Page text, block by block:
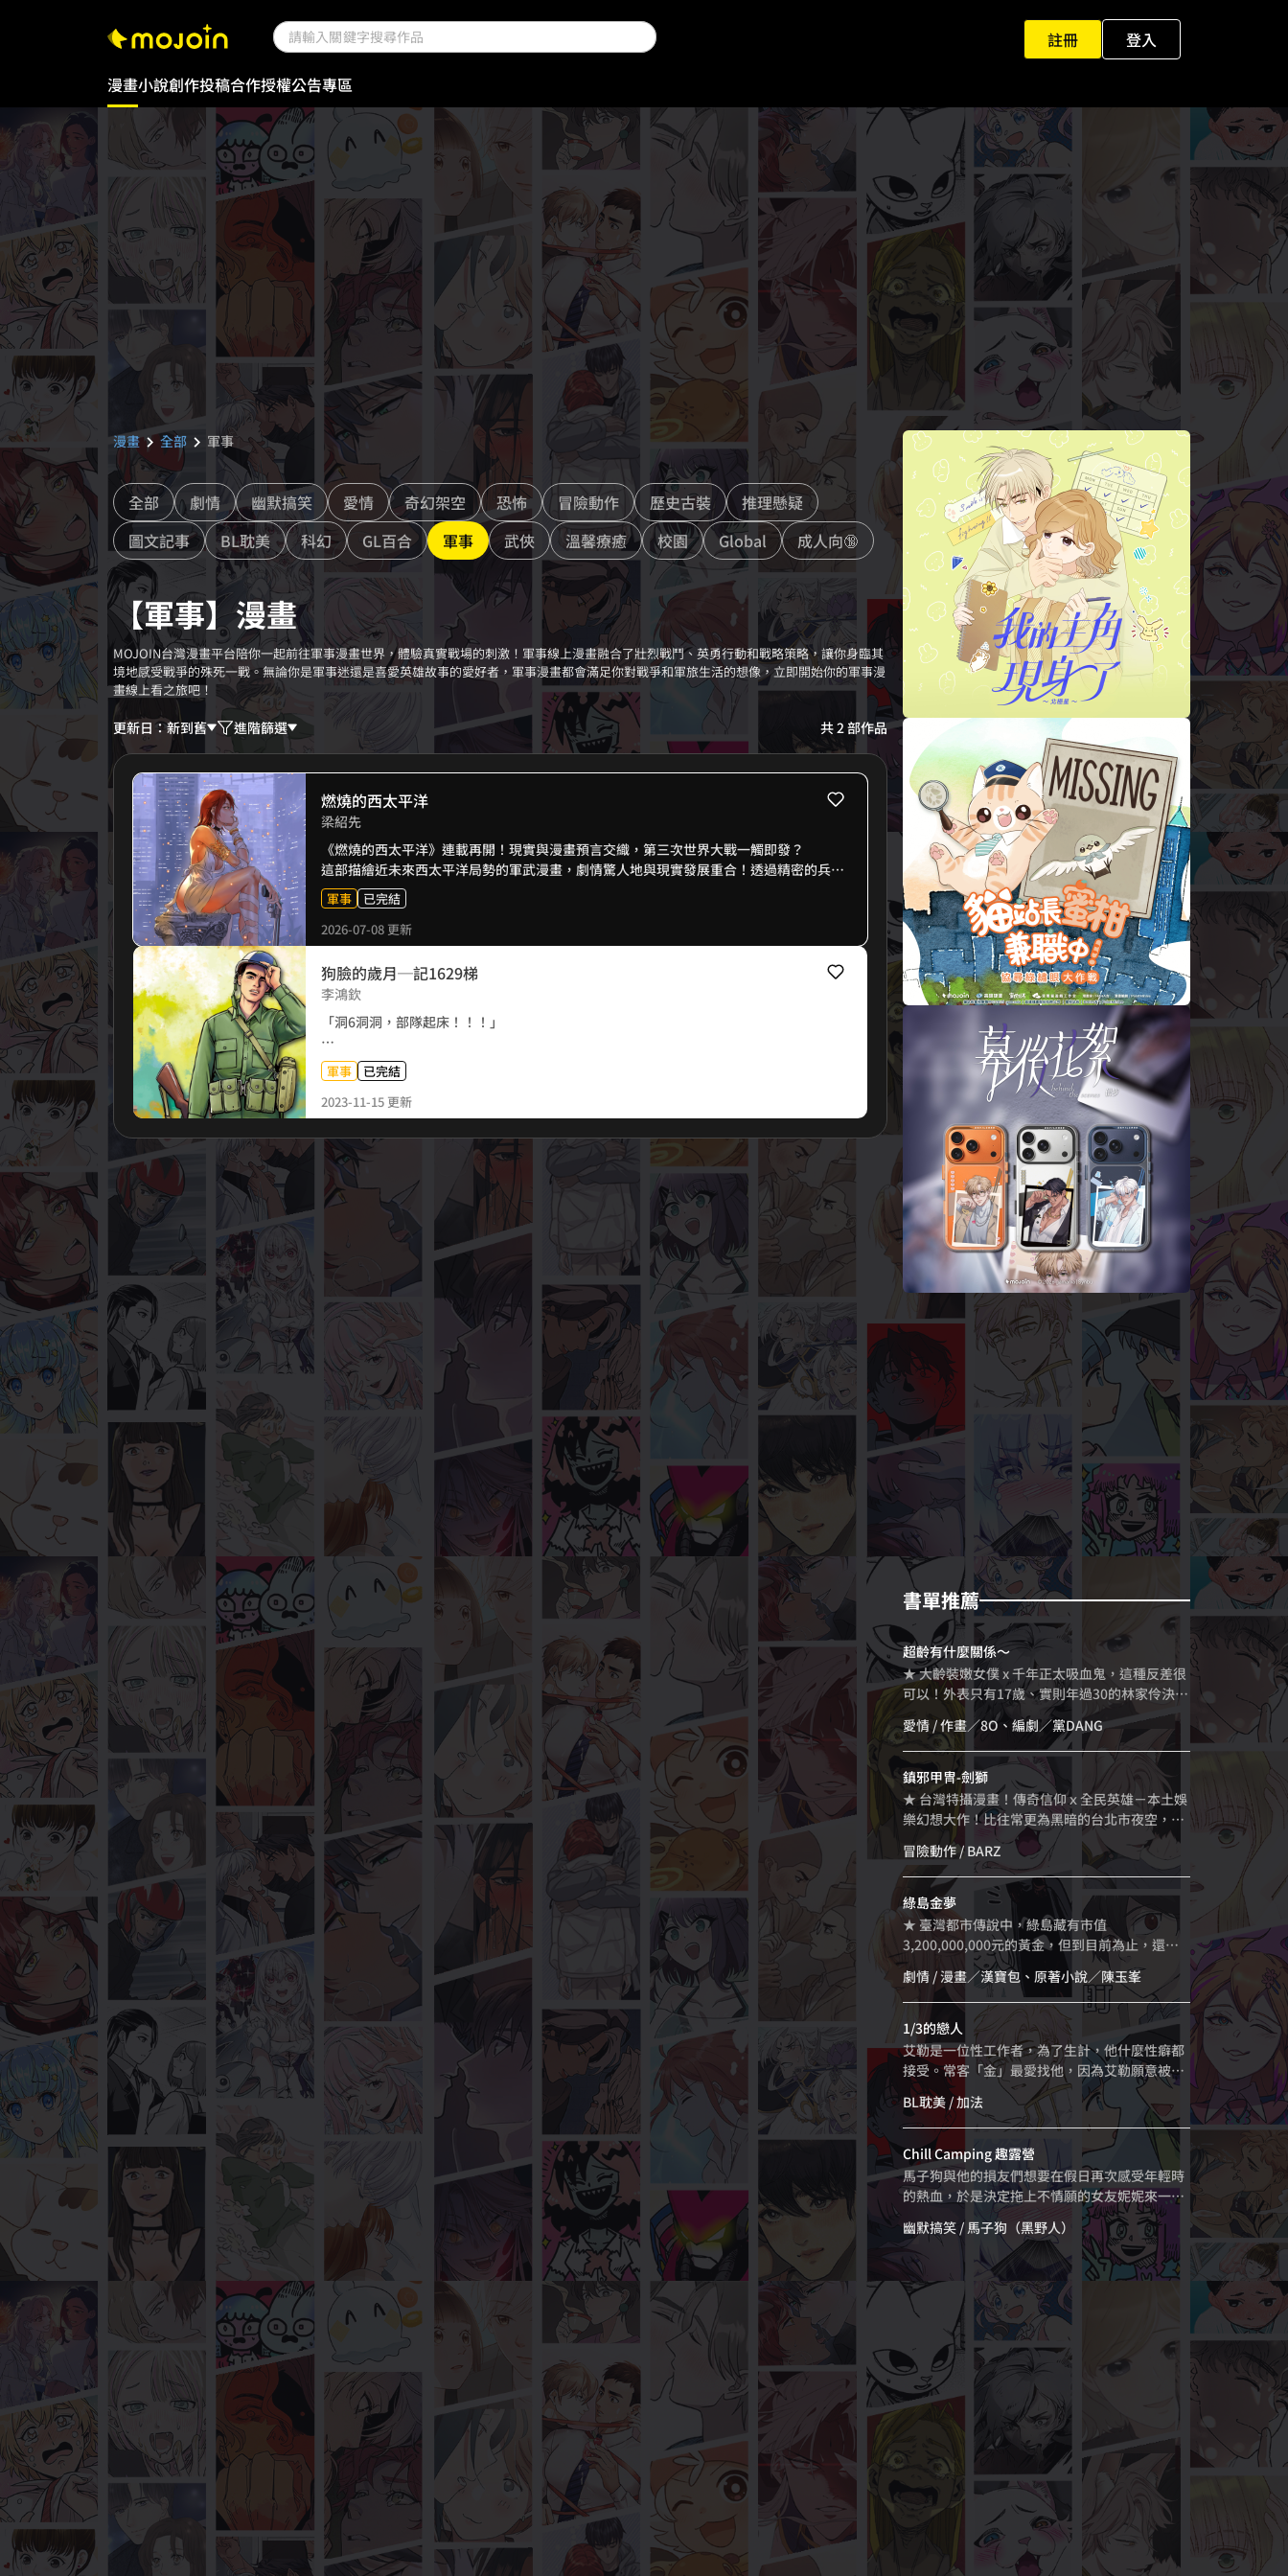
註冊
登入
漫畫小說創作投稿合作授權公告專區
漫畫chevron_right 全部 chevron_right 軍事
全部 劇情 幽默搞笑 愛情 奇幻架空 恐怖 冒險動作 歷史古裝
推理懸疑
圖文記事
BL耽美 科幻 GL百合 軍事 武俠 溫馨療癒 校園 Global 成人向🔞
【軍事】漫畫
MOJOIN台灣漫畫平台陪你一起前往軍事漫畫世界，體驗真實戰場的刺激！軍事線上漫畫融合了壯烈戰鬥、英勇行動和戰略策略，讓你身臨其
境地感受戰爭的殊死一戰。無論你是軍事迷還是喜愛英雄故事的愛好者，軍事漫畫都會滿足你對戰爭和軍旅生活的想像，立即開始你的軍事漫
畫線上看之旅吧！
更新日：新到舊 進階篩選 共 2 部作品
燃燒的西太平洋
梁紹先
《燃燒的西太平洋》連載再開！現實與漫畫預言交織，第三次世界大戰一觸即發？
這部描繪近未來西太平洋局勢的軍武漫畫，劇情驚人地與現實發展重合！透過精密的兵棋
推演，揭示台海戰爭的可能走向，中國登陸台灣，美日對峙、俄羅斯暗中操作，中美關係
瀕臨崩潰，第三次世界大戰的陰影籠罩在每一個角落。緊張局勢步步緊逼，讀者無不屏息
祈願，這只是漫畫中的虛構劇情，而非「神預言」的實現。
軍事
已完結
2026-07-08 更新
狗臉的歲月─記1629梯
李鴻欽
「洞6洞洞，部隊起床！！！」
「我1629梯，你幾梯的啊！？」
李鴻欽精心重繪，絕版經典再現江湖！
重現90年代菜鳥新兵共同經歷汗水、淚水與歡笑的軍中生活。
軍事
已完結
2023-11-15 更新
書單推薦
超齡有什麼關係～
★ 大齡裝嫩女僕 x 千年正太吸血鬼，這種反差很
可以！外表只有17歲、實則年過30的林家伶決定
重拾未完成的高中課業，就讀夜校之餘，還在神
祕古堡兼差女僕。古靈精怪、童言無忌的正太小
少爺，總喊著要和家伶結婚，然而其真實身分是
古堡真正的老爺——活了上千年的吸血鬼！雙方
互相以為對方年紀很小，陷入（自以為）權力不
對等的僵局。總是雞同鴨講，卻在種種令人哭笑
不得的誤會中解開各自心結，甚至有了萌發戀情
的可能！？
愛情 / 作畫／8O、編劇／黨DANG
鎮邪甲冑-劍獅
★ 台灣特攝漫畫！傳奇信仰ｘ全民英雄－本土娛
樂幻想大作！比往常更為黑暗的台北市夜空，空
氣中籠罩著致命的黑色瘴氣，不知情的市民因此
被奪去了性命；這次，一直隱瞞著實情的政府秘
密組織-T.A.E.（大台北精怪調查小組），面對巨
大的五指精怪肆虐，加上劍獅甲冑裝備者的失
聯，也顯得束手無策。而個性開朗善良，有話直
說的打工族主角-鄭士豪，在無意間捲入了這場攸
關存亡的鎮邪之戰，驚慌逃命的他會做出什麼決
定呢！？
冒險動作/ BARZ
綠島金夢
★ 臺灣都市傳說中，綠島藏有市值
3,200,000,000元的黃金，但到目前為止，還沒
有人發現它！★ 改編自陳玉峯同名小說，金漫漫
畫家漢寶包，漫畫茁劇場系列壓軸力作！★ 神明
牽引、師姐起乩、無盡屍骸、重刑犯、濱海洞穴
裡的黃金山—2008年，黑道盛傳有人在綠島目擊
黃金……槍擊要犯阿賢逃亡過程，接到一通改變
人生的工作電話——為了走避黑白兩道的追殺，
阿賢與時運不濟的工程公司夫妻檔、生意虧損的
飯店老闆，以及更生人重刑犯，一群亡命之徒組
隊來到綠島，計畫挖掘……市值32億的黃金！黃
金夢沸騰，以貪念為動力，淘金隊成員高燒不
退、夢中囈語、無形託夢，埋藏在地底的究竟是
什麼！？與世隔絕的石洞中，人與虛無的界線模
糊不清，金漫獎漫畫家漢寶包以獨到的角度改編
梳理原著，透過樸實細膩的筆觸與節奏，營造充
滿懸疑靈異的離島故事。
劇情 / 漫畫／漢寶包、原著小說／陳玉峯
1/3的戀人
艾勒是一位性工作者，為了生計，他什麼性癖都
接受。常客「金」最愛找他，因為艾勒願意被人
看著做愛。某次工作中，艾勒意外愛上了那位沉
默的旁觀者：金的室友，安德烈。當三人的日常
開始交錯，原本清楚的關係界線，也開始變得危
險又曖昧——
BL耽美/ 加法
Chill Camping 趣露營
馬子狗與他的損友們想要在假日再次感受年輕時
的熱血，於是決定拖上不情願的女友妮妮來一場
超熱血的露營。原本只是為了看妹子的一行人在
瞭解了各種露營眉角與實地體驗後，真正地被露
營療癒了。
幽默搞笑 / 馬子狗（黑野人）